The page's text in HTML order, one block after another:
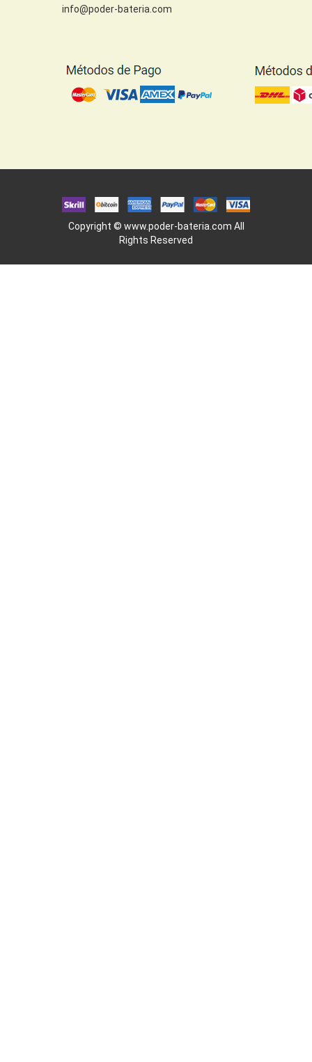
info@poder-bateria.com
Copyright © www.poder-bateria.com All
Rights Reserved